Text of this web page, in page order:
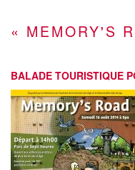
« MEMORY'S
BALADE TOURISTIQUE